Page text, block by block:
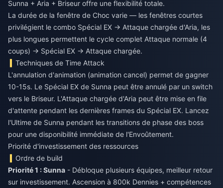
Sunna + Aria + Briseur offre une flexibilité totale.
La durée de la fenêtre de Choc varie — les fenêtres courtes
privilégient le combo Spécial EX → Attaque chargée d'Aria, les
plus longues permettent le cycle complet Attaque normale (4
coups) → Spécial EX → Attaque chargée.
Techniques de Time Attack
L'annulation d'animation (animation cancel) permet de gagner
10-15s. Le Spécial EX de Sunna peut être annulé par un switch
vers le Briseur. L'Attaque chargée d'Aria peut être mise en file
d'attente pendant les dernières frames du Spécial EX. Lancez
l'Ultime de Sunna pendant les transitions de phase des boss
pour une disponibilité immédiate de l'Envoûtement.
Priorité d'investissement des ressources
Ordre de build
Priorité 1 : Sunna - Débloque plusieurs équipes, meilleur retour
sur investissement. Ascension à 800k Dennies + compétences